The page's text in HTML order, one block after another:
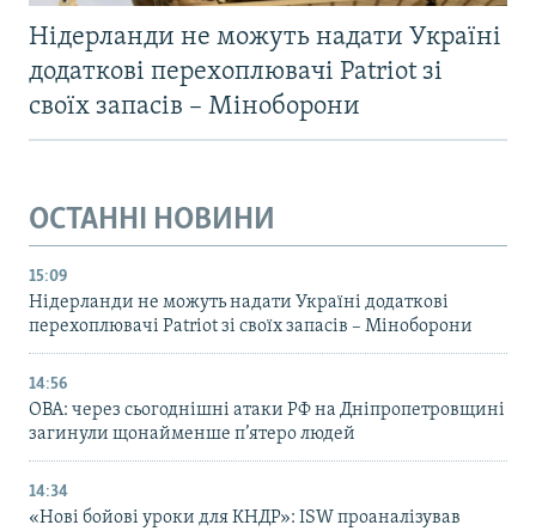
Нідерланди не можуть надати Україні
додаткові перехоплювачі Patriot зі
своїх запасів – Міноборони
ОСТАННІ НОВИНИ
15:09
Нідерланди не можуть надати Україні додаткові
перехоплювачі Patriot зі своїх запасів – Міноборони
14:56
ОВА: через сьогоднішні атаки РФ на Дніпропетровщині
загинули щонайменше п’ятеро людей
14:34
«Нові бойові уроки для КНДР»: ISW проаналізував